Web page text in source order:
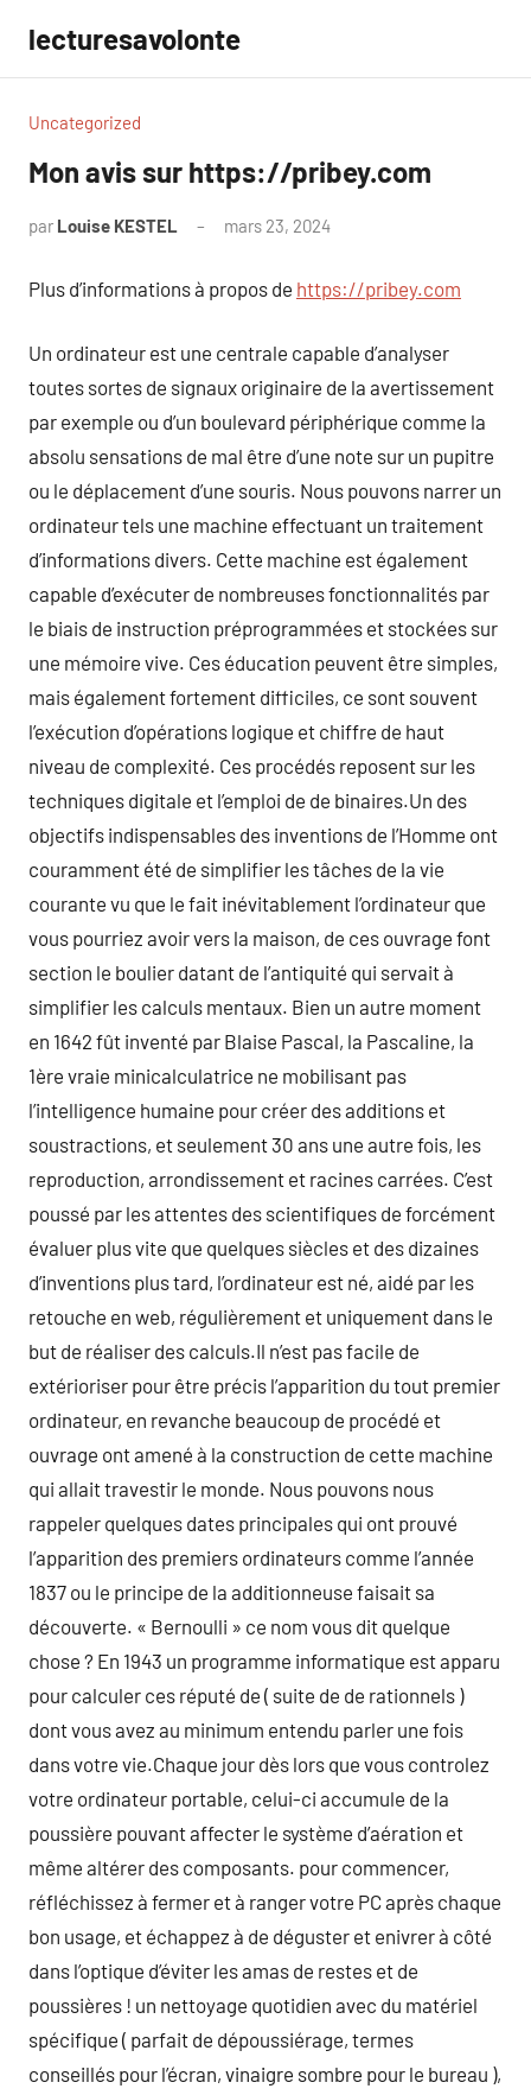
contenu
lecturesavolonte
Uncategorized
Mon avis sur https://pribey.com
par Louise KESTEL mars 23, 2024
Plus d’informations à propos de https://pribey.com
Un ordinateur est une centrale capable d’analyser
toutes sortes de signaux originaire de la avertissement
par exemple ou d’un boulevard périphérique comme la
absolu sensations de mal être d’une note sur un pupitre
ou le déplacement d’une souris. Nous pouvons narrer un
ordinateur tels une machine effectuant un traitement
d’informations divers. Cette machine est également
capable d’exécuter de nombreuses fonctionnalités par
le biais de instruction préprogrammées et stockées sur
une mémoire vive. Ces éducation peuvent être simples,
mais également fortement difficiles, ce sont souvent
l’exécution d’opérations logique et chiffre de haut
niveau de complexité. Ces procédés reposent sur les
techniques digitale et l’emploi de de binaires.Un des
objectifs indispensables des inventions de l’Homme ont
couramment été de simplifier les tâches de la vie
courante vu que le fait inévitablement l’ordinateur que
vous pourriez avoir vers la maison, de ces ouvrage font
section le boulier datant de l’antiquité qui servait à
simplifier les calculs mentaux. Bien un autre moment
en 1642 fût inventé par Blaise Pascal, la Pascaline, la
1ère vraie minicalculatrice ne mobilisant pas
l’intelligence humaine pour créer des additions et
soustractions, et seulement 30 ans une autre fois, les
reproduction, arrondissement et racines carrées. C’est
poussé par les attentes des scientifiques de forcément
évaluer plus vite que quelques siècles et des dizaines
d’inventions plus tard, l’ordinateur est né, aidé par les
retouche en web, régulièrement et uniquement dans le
but de réaliser des calculs.Il n’est pas facile de
extérioriser pour être précis l’apparition du tout premier
ordinateur, en revanche beaucoup de procédé et
ouvrage ont amené à la construction de cette machine
qui allait travestir le monde. Nous pouvons nous
rappeler quelques dates principales qui ont prouvé
l’apparition des premiers ordinateurs comme l’année
1837 ou le principe de la additionneuse faisait sa
découverte. « Bernoulli » ce nom vous dit quelque
chose ? En 1943 un programme informatique est apparu
pour calculer ces réputé de ( suite de de rationnels )
dont vous avez au minimum entendu parler une fois
dans votre vie.Chaque jour dès lors que vous controlez
votre ordinateur portable, celui-ci accumule de la
poussière pouvant affecter le système d’aération et
même altérer des composants. pour commencer,
réfléchissez à fermer et à ranger votre PC après chaque
bon usage, et échappez à de déguster et enivrer à côté
dans l’optique d’éviter les amas de restes et de
poussières ! un nettoyage quotidien avec du matériel
spécifique ( parfait de dépoussiérage, termes
conseillés pour l’écran, vinaigre sombre pour le bureau ),